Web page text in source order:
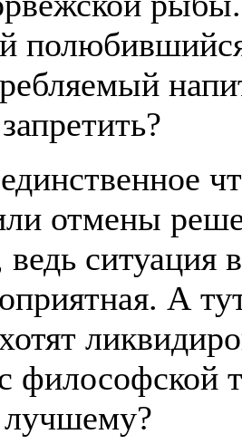
отмены
ситуация
А
философской
лучшему?